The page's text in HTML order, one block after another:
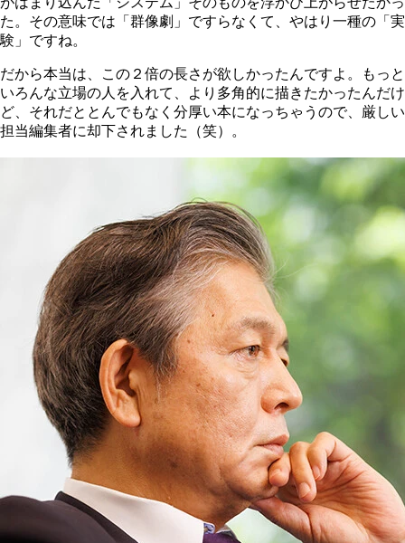
た。その意味では「群像劇」ですらなくて、やはり一種の「実
験」ですね。
だから本当は、この２倍の長さが欲しかったんですよ。もっと
いろんな立場の人を入れて、より多角的に描きたかったんだけ
ど、それだととんでもなく分厚い本になっちゃうので、厳しい
担当編集者に却下されました（笑）。